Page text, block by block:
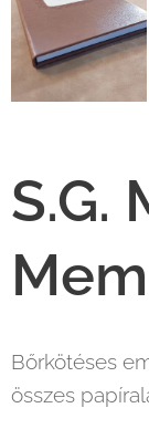
S.G.
Bőrkötéses
összes